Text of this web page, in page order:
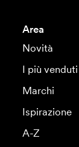
Area
Novità
I più venduti
Marchi
Ispirazione
A-Z